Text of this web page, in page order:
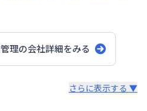
理の会社詳細をみる
さらに表示する ▼